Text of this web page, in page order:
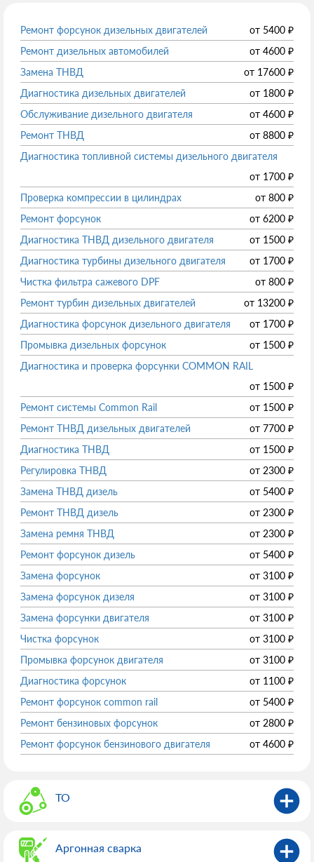
Ремонт форсунок дизельных двигателей от 5400 ₽
Ремонт дизельных автомобилей
от 4600 ₽
Замена ТНВД
от 17600 ₽
Диагностика дизельных двигателей
от 1800 ₽
Обслуживание дизельного двигателя
от 4600 ₽
Ремонт ТНВД
от 8800 ₽
Диагностика топливной системы дизельного двигателя
от 1700 ₽
Проверка компрессии в цилиндрах
от 800 ₽
Ремонт форсунок
от 6200 ₽
Диагностика ТНВД дизельного двигателя
от 1500 ₽
Диагностика турбины дизельного двигателя
от 1700 ₽
Чистка фильтра сажевого DPF
от 800 ₽
Ремонт турбин дизельных двигателей
от 13200 ₽
Диагностика форсунок дизельного двигателя
от 1700 ₽
Промывка дизельных форсунок
от 1500 ₽
Диагностика и проверка форсунки COMMON RAIL
от 1500 ₽
Ремонт системы Common Rail
от 1500 ₽
Ремонт ТНВД дизельных двигателей
от 7700 ₽
Диагностика ТНВД
от 1500 ₽
Регулировка ТНВД
от 2300 ₽
Замена ТНВД дизель
от 5400 ₽
Ремонт ТНВД дизель
от 2300 ₽
Замена ремня ТНВД
от 2300 ₽
Ремонт форсунок дизель
от 5400 ₽
Замена форсунок
от 3100 ₽
Замена форсунок дизеля
от 3100 ₽
Замена форсунки двигателя
от 3100 ₽
Чистка форсунок
от 3100 ₽
Промывка форсунок двигателя
от 3100 ₽
Диагностика форсунок
от 1100 ₽
Ремонт форсунок common rail
от 5400 ₽
Ремонт бензиновых форсунок
от 2800 ₽
Ремонт форсунок бензинового двигателя
от 4600 ₽
ТО
Аргонная сварка